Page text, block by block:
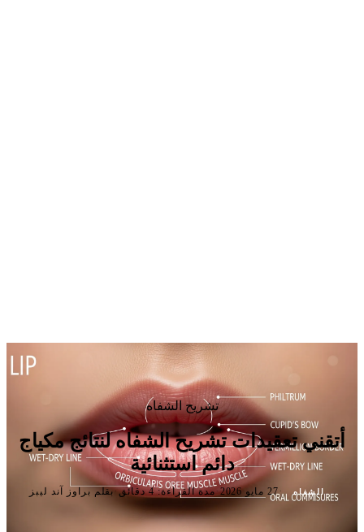
تشريح الشفاه
أتقني تعقيدات تشريح الشفاه لنتائج مكياج
دائم استثنائية
الشفاه ·27 مايو 2026 ·مدة القراءة: 4 دقائق ·بقلم براوز آند ليبز